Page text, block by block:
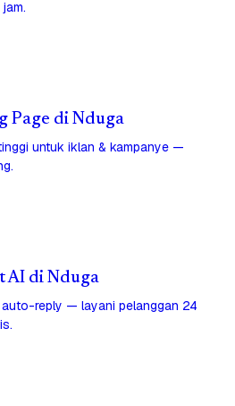
Page di Nduga
untuk iklan & kampanye —
AI di Nduga
reply — layani pelanggan 24